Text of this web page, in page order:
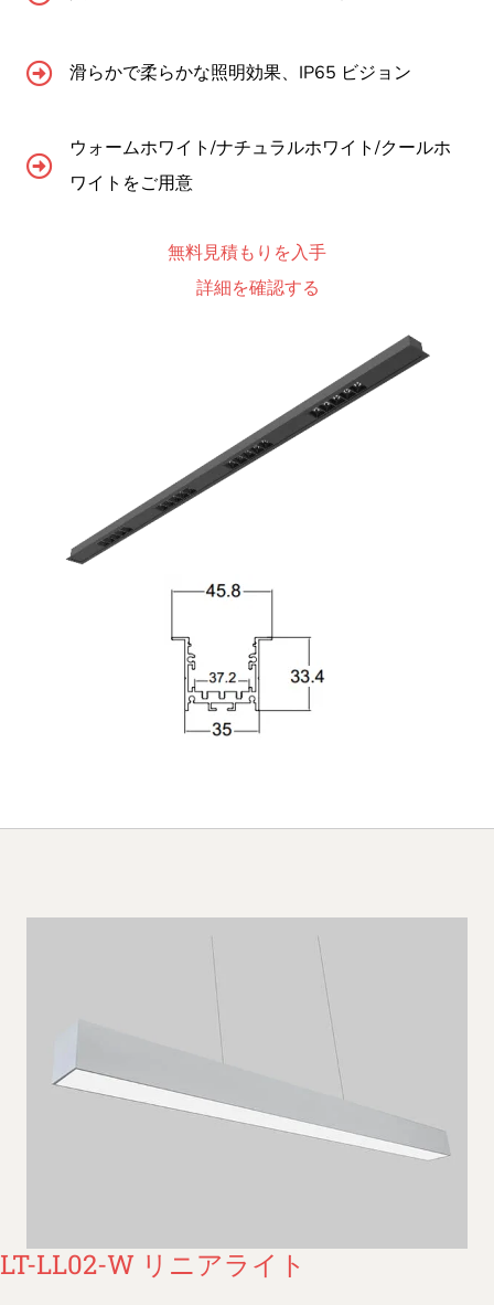
滑らかで柔らかな照明効果、IP65 ビジョン
ウォームホワイト/ナチュラルホワイト/クールホ
ワイトをご用意
無料見積もりを入手
詳細を確認する
LT-LL02-W リニアライト